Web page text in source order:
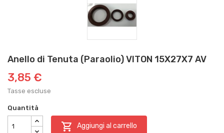
Anello di Tenuta (Paraolio) VITON 15X27X7 AV
3,85 €
Tasse escluse
Quantità
 Aggiungi al carrello